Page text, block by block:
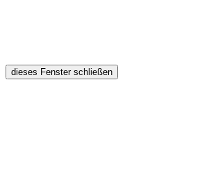
dieses Fenster schließen